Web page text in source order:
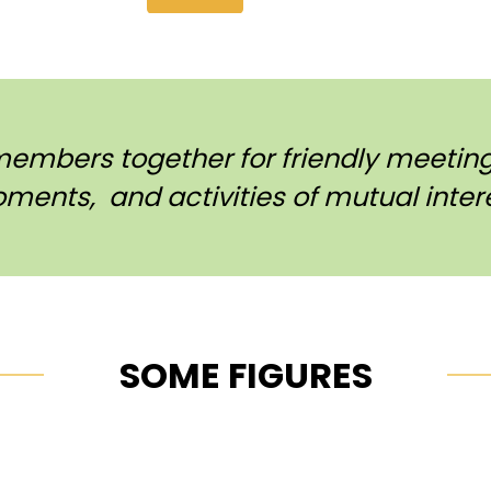
together for friendly
and activities of mutual
SOME FIGURES